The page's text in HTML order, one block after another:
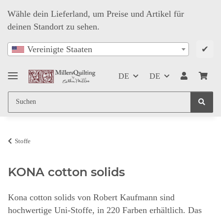
Wähle dein Lieferland, um Preise und Artikel für
deinen Standort zu sehen.
Vereinigte Staaten ✔
DE DE
Stoffe
KONA cotton solids
Kona cotton solids von Robert Kaufmann sind
hochwertige Uni-Stoffe, in 220 Farben erhältlich. Das